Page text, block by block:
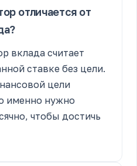
отличается от
вклада считает
ставке без цели.
цели
именно нужно
чтобы достичь